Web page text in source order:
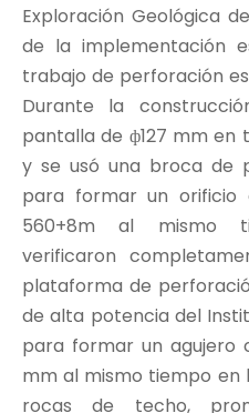
Exploración Geológica
de la implementación
trabajo de perforación
Durante la
pantalla de ф127 mm en
y se usó una broca de
para formar un orificio
560+8m al mismo
verificaron
plataforma de
de alta potencia del
para formar un agujero
mm al mismo tiempo en
rocas de techo,